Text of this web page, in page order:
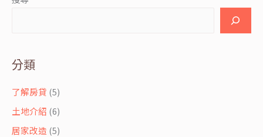
訣
竅!
分類
了解房貸 (5)
土地介紹 (6)
居家改造 (5)